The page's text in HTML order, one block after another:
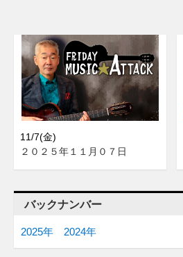
11/7(金)
２０２５年１１月０７日
バックナンバー
2025年 2024年